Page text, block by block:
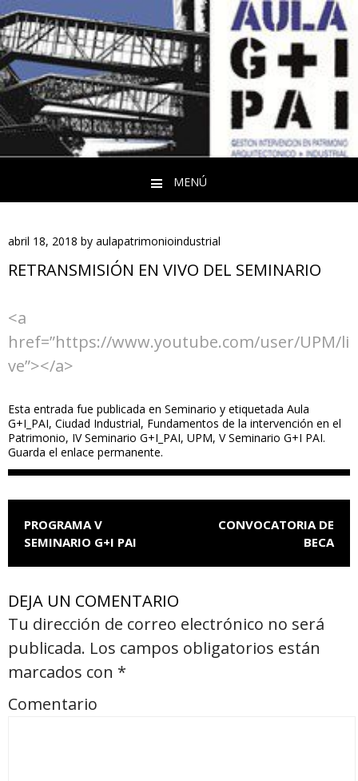
MENÚ
abril 18, 2018 by aulapatrimonioindustrial
RETRANSMISIÓN EN VIVO DEL SEMINARIO
<a
href=”https://www.youtube.com/user/UPM/li
ve”></a>
Esta entrada fue publicada en Seminario y etiquetada Aula
G+I_PAI, Ciudad Industrial, Fundamentos de la intervención en el
Patrimonio, IV Seminario G+I_PAI, UPM, V Seminario G+I PAI.
Guarda el enlace permanente.
PROGRAMA V
SEMINARIO G+I PAI
CONVOCATORIA DE
BECA
DEJA UN COMENTARIO
Tu dirección de correo electrónico no será
publicada. Los campos obligatorios están
marcados con *
Comentario